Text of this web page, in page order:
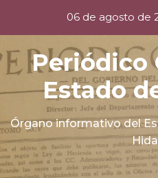
content
06 de agosto de
Periódico
Estado
Órgano informativo del